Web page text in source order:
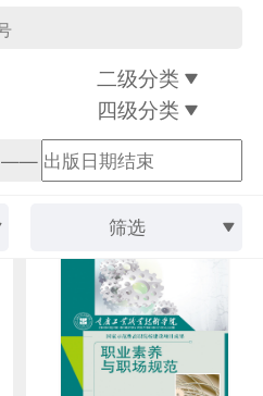
二级分类
四级分类
——
筛选